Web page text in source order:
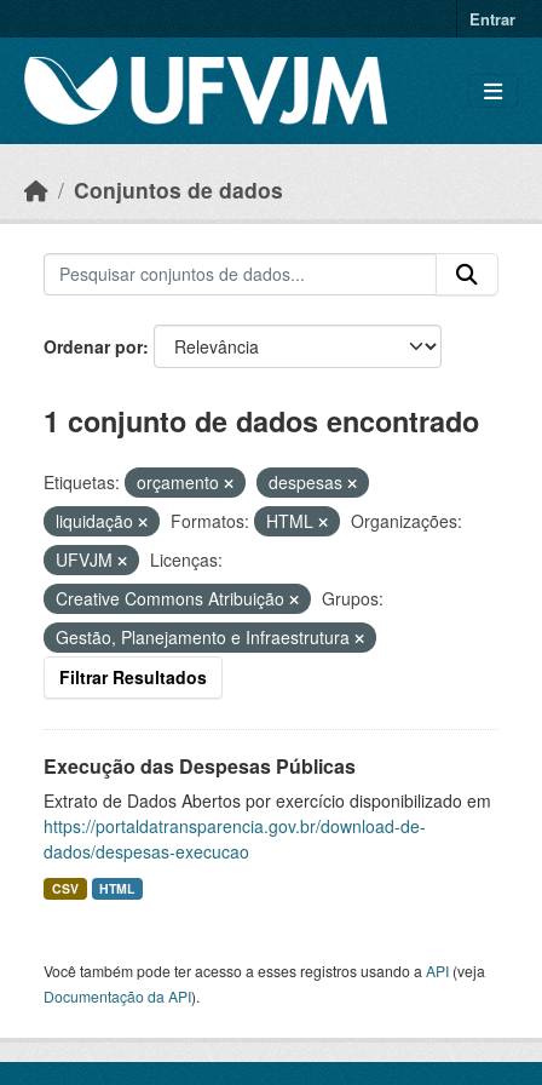
Entrar
Conjuntos de dados
Ordenar por
1 conjunto de dados encontrado
Etiquetas: orçamento
despesas
liquidação
Formatos: HTML
Organizações:
UFVJM
Licenças:
Creative Commons Atribuição
Grupos:
Gestão, Planejamento e Infraestrutura
Filtrar Resultados
Execução das Despesas Públicas
Extrato de Dados Abertos por exercício disponibilizado em
https://portaldatransparencia.gov.br/download-de-
dados/despesas-execucao
CSV HTML
Você também pode ter acesso a esses registros usando a API (veja
Documentação da API).